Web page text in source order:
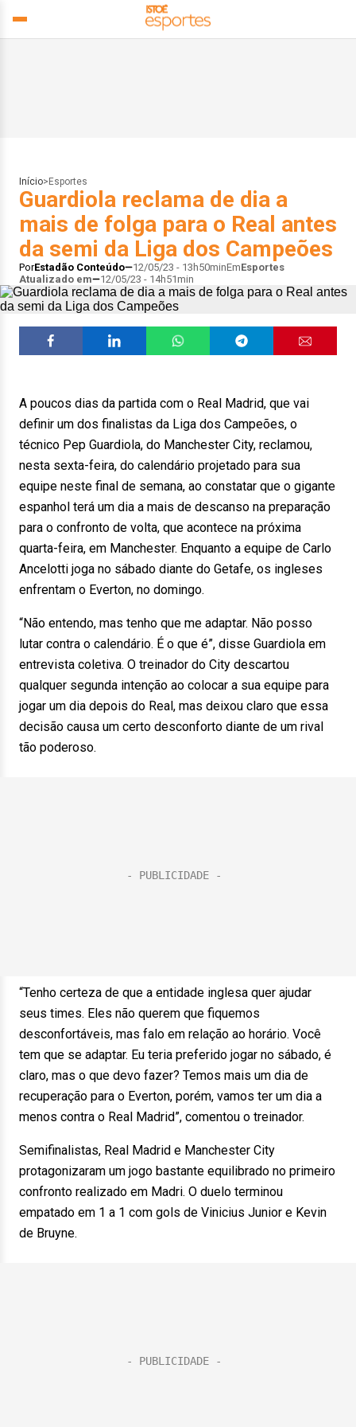
Início> Esportes
Guardiola reclama de dia a
mais de folga para o Real antes
da semi da Liga dos Campeões
PorEstadão Conteúdo 12/05/23 - 13h50minEmEsportes
Atualizado em
12/05/23 - 14h51min
A poucos dias da partida com o Real Madrid, que vai
definir um dos finalistas da Liga dos Campeões, o
técnico Pep Guardiola, do Manchester City, reclamou,
nesta sexta-feira, do calendário projetado para sua
equipe neste final de semana, ao constatar que o gigante
espanhol terá um dia a mais de descanso na preparação
para o confronto de volta, que acontece na próxima
quarta-feira, em Manchester. Enquanto a equipe de Carlo
Ancelotti joga no sábado diante do Getafe, os ingleses
enfrentam o Everton, no domingo.
“Não entendo, mas tenho que me adaptar. Não posso
lutar contra o calendário. É o que é”, disse Guardiola em
entrevista coletiva. O treinador do City descartou
qualquer segunda intenção ao colocar a sua equipe para
jogar um dia depois do Real, mas deixou claro que essa
decisão causa um certo desconforto diante de um rival
tão poderoso.
“Tenho certeza de que a entidade inglesa quer ajudar
seus times. Eles não querem que fiquemos
desconfortáveis, mas falo em relação ao horário. Você
tem que se adaptar. Eu teria preferido jogar no sábado, é
claro, mas o que devo fazer? Temos mais um dia de
recuperação para o Everton, porém, vamos ter um dia a
menos contra o Real Madrid”, comentou o treinador.
Semifinalistas, Real Madrid e Manchester City
protagonizaram um jogo bastante equilibrado no primeiro
confronto realizado em Madri. O duelo terminou
empatado em 1 a 1 com gols de Vinicius Junior e Kevin
de Bruyne.